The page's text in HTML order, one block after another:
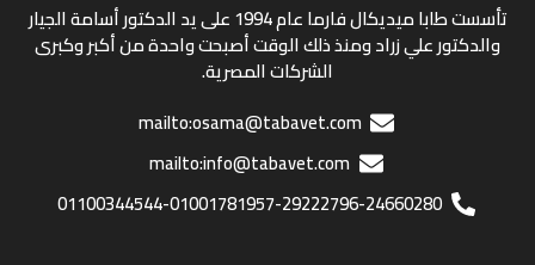
تأسست طابا ميديكال فارما عام 1994 على يد الدكتور أسامة الجيار
والدكتور علي زراد ومنذ ذلك الوقت أصبحت واحدة من أكبر وكبرى
الشركات المصرية.
mailto:osama@tabavet.com
mailto:info@tabavet.com
01100344544-01001781957-29222796-24660280